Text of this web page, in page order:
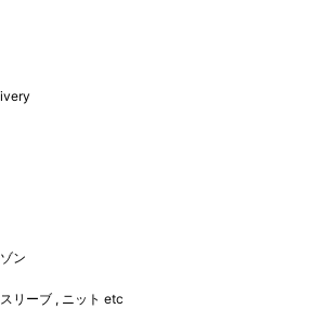
ン
リーブ , ニット etc